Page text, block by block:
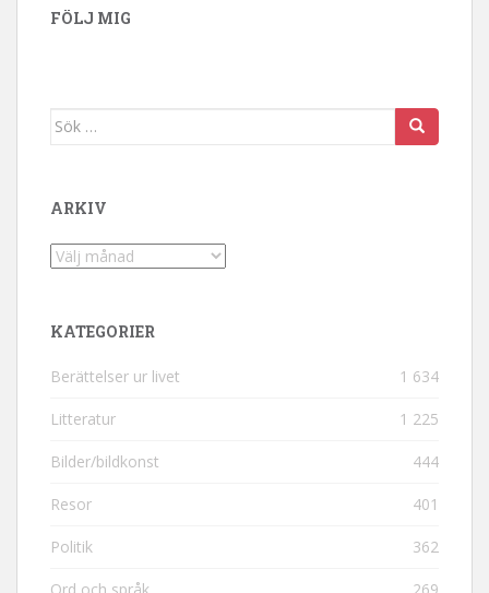
FÖLJ MIG
Sök efter:
ARKIV
Arkiv
KATEGORIER
Berättelser ur livet 1 634
Litteratur 1 225
Bilder/bildkonst 444
Resor 401
Politik 362